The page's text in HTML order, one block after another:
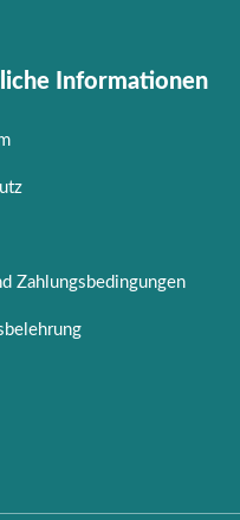
Informationen
Zahlungsbedingungen